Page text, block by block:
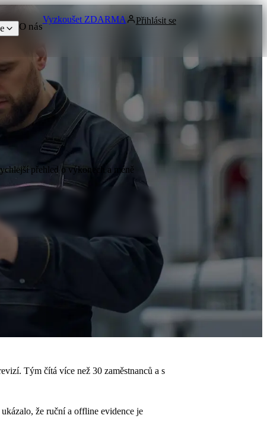
O nás
Vyzkoušet ZDARMA Přihlásit se
přehled o výkonech a méně
Tým čítá více než 30 zaměstnanců a s
že ruční a offline evidence je